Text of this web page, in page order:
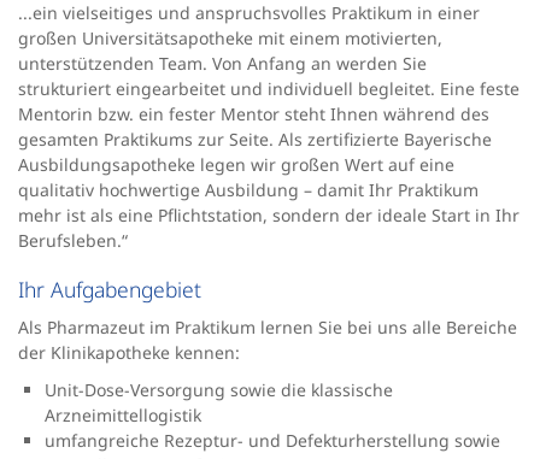
...ein vielseitiges und anspruchsvolles Praktikum in einer
großen Universitätsapotheke mit einem motivierten,
unterstützenden Team. Von Anfang an werden Sie
strukturiert eingearbeitet und individuell begleitet. Eine feste
Mentorin bzw. ein fester Mentor steht Ihnen während des
gesamten Praktikums zur Seite. Als zertifizierte Bayerische
Ausbildungsapotheke legen wir großen Wert auf eine
qualitativ hochwertige Ausbildung – damit Ihr Praktikum
mehr ist als eine Pflichtstation, sondern der ideale Start in Ihr
Berufsleben.“
Ihr Aufgabengebiet
Als Pharmazeut im Praktikum lernen Sie bei uns alle Bereiche
der Klinikapotheke kennen:
Unit-Dose-Versorgung sowie die klassische
Arzneimittellogistik
umfangreiche Rezeptur- und Defekturherstellung sowie